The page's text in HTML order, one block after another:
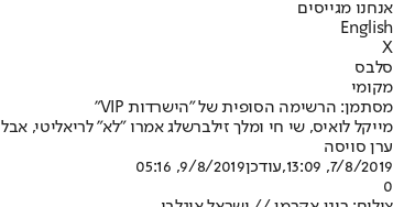
אנחנו מגייסים
English
X
סלבס
מקומי
מסתמן: הרשימה הסופית של "הישרדות VIP"
מייקל לואיס, שי חי ומלך זילברשלג אמרו "לא" לריאליטי, אבל 18 מפורסמים אחרים הסכימו ובקרוב מאוד יטוסו כדי להתחרות על המיליון • כל השמות בפנים
ערן סויסה
7/8/2019, 13:09
,עודכן9/8/2019, 05:16
0